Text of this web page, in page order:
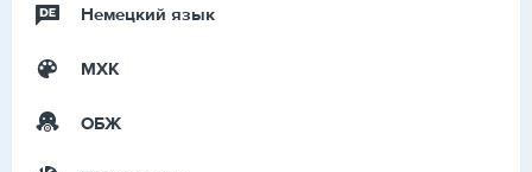
Немецкий язык
МХК
ОБЖ